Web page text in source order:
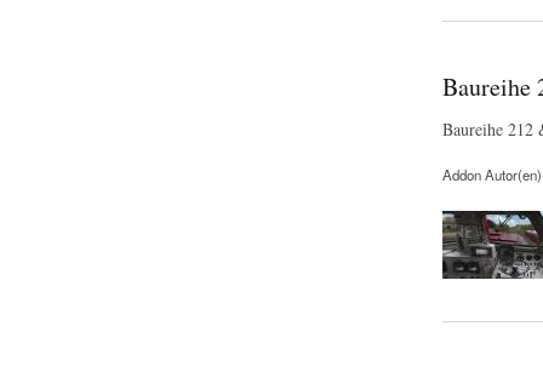
Baureihe
Baureihe 212
Addon Autor(en)